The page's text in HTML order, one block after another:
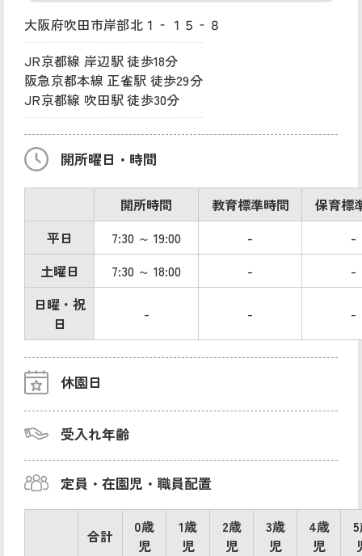
大阪府吹田市岸部北１‐１５‐８
JR京都線 岸辺駅 徒歩18分
阪急京都本線 正雀駅 徒歩29分
JR京都線 吹田駅 徒歩30分
開所曜日・時間
開所時間 教育標準時間
保育標
平日
7:30 ～ 19:00 -
-
土曜日
7:30 ～ 18:00 -
-
日曜・祝
日
- - -
休園日
受入れ年齢
定員・在園児・職員配置
合計
0歳
児
1歳
児
2歳
児
3歳
児
4歳
児